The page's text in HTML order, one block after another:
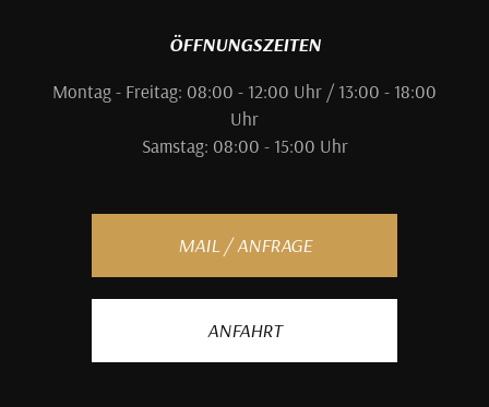
ÖFFNUNGSZEITEN
Montag - Freitag: 08:00 - 12:00 Uhr / 13:00 - 18:00
Uhr
Samstag: 08:00 - 15:00 Uhr
MAIL / ANFRAGE
ANFAHRT